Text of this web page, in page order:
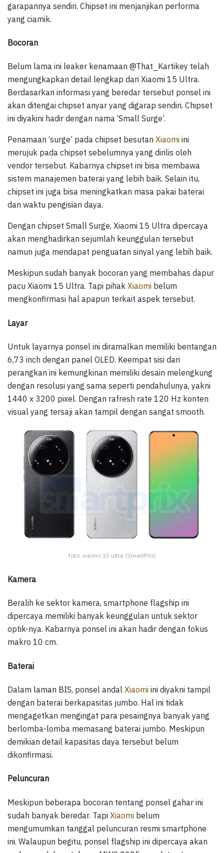
garapannya sendiri. Chipset ini menjanjikan performa
yang ciamik.
Bocoran
Belum lama ini leaker kenamaan @That_Kartikey telah
mengungkapkan detail lengkap dari Xiaomi 15 Ultra.
Berdasarkan informasi yang beredar tersebut ponsel ini
akan ditengai chipset anyar yang digarap sendiri. Chipset
ini diyakini hadir dengan nama ‘Small Surge’.
Penamaan ‘surge’ pada chipset besutan Xiaomi ini
merujuk pada chipset sebelumnya yang dirilis oleh
vendor tersebut. Kabarnya chipset ini bisa membawa
sistem manajemen baterai yang lebih baik. Selain itu,
chipset ini juga bisa meningkatkan masa pakai baterai
dan waktu pengisian daya.
Dengan chipset Small Surge, Xiaomi 15 Ultra dipercaya
akan menghadirkan sejumlah keunggulan tersebut
namun juga mendapat penguatan sinyal yang lebih baik.
Meskipun sudah banyak bocoran yang membahas dapur
pacu Xiaomi 15 Ultra. Tapi pihak Xiaomi belum
mengkonfirmasi hal apapun terkait aspek tersebut.
Layar
Untuk layarnya ponsel ini diramalkan memiliki bentangan
6,73 inch dengan panel OLED. Keempat sisi dari
perangkan ini kemungkinan memiliki desain melengkung
dengan resolusi yang sama seperti pendahulunya, yakni
1440 x 3200 pixel. Dengan rafresh rate 120 Hz konten
visual yang tersaji akan tampil dengan sangat smooth.
foto: xiaomi 15 ultra (SmartPrix)
Kamera
Beralih ke sektor kamera, smartphone flagship ini
dipercaya memiliki banyak keunggulan untuk sektor
optik-nya. Kabarnya ponsel ini akan hadir dengan fokus
makro 10 cm.
Baterai
Dalam laman BIS, ponsel andal Xiaomi ini diyakni tampil
dengan baterai berkapasitas jumbo. Hal ini tidak
mengagetkan mengingat para pesaingnya banyak yang
berlomba-lomba memasang baterai jumbo. Meskipun
demikian detail kapasitas daya tersebut belum
dikonfirmasi.
Peluncuran
Meskipun beberapa bocoran tentang ponsel gahar ini
sudah banyak beredar. Tapi Xiaomi belum
mengumumkan tanggal peluncuran resmi smartphone
ini. Walaupun begitu, ponsel flagship ini dipercaya akan